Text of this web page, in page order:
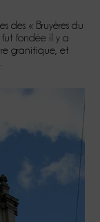
des « Bruyères du
fondée il y a
granitique, et